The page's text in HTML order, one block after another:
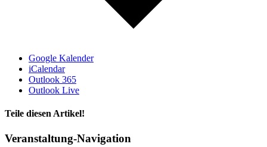
Google Kalender
iCalendar
Outlook 365
Outlook Live
Teile diesen Artikel!
Facebook
X
WhatsApp
Telegram
Veranstaltung-Navigation